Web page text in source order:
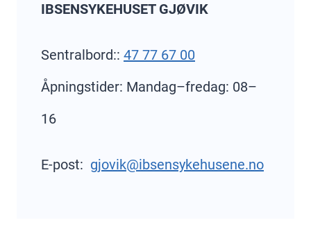
IBSENSYKEHUSET GJØVIK
Sentralbord:: 47 77 67 00
Åpningstider: Mandag–fredag: 08–
16
E-post: gjovik@ibsensykehusene.no